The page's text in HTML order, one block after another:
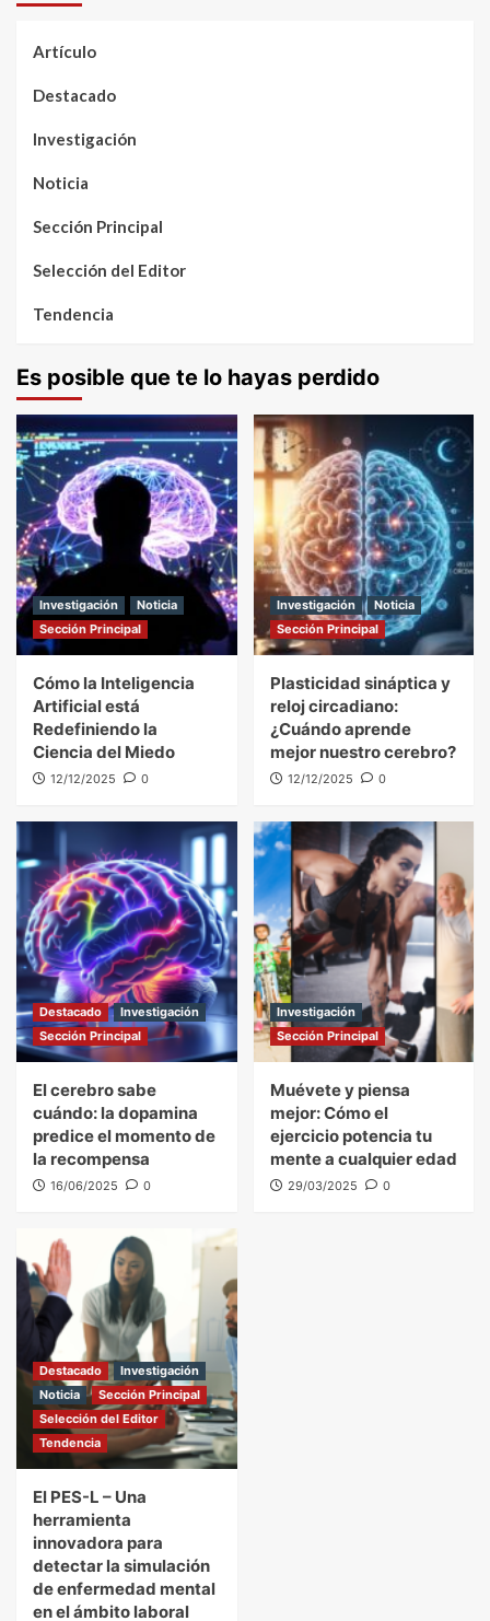
Artículo
Destacado
Investigación
Noticia
Sección Principal
Selección del Editor
Tendencia
Es posible que te lo hayas perdido
Investigación
Noticia
Sección Principal
Cómo la Inteligencia
Artificial está
Redefiniendo la
Ciencia del Miedo
12/12/2025 0
Investigación
Noticia
Sección Principal
Plasticidad sináptica y
reloj circadiano:
¿Cuándo aprende
mejor nuestro cerebro?
12/12/2025 0
Destacado
Investigación
Sección Principal
El cerebro sabe
cuándo: la dopamina
predice el momento de
la recompensa
16/06/2025 0
Investigación
Sección Principal
Muévete y piensa
mejor: Cómo el
ejercicio potencia tu
mente a cualquier edad
29/03/2025 0
Destacado
Investigación
Noticia
Sección Principal
Selección del Editor
Tendencia
El PES-L – Una
herramienta
innovadora para
detectar la simulación
de enfermedad mental
en el ámbito laboral